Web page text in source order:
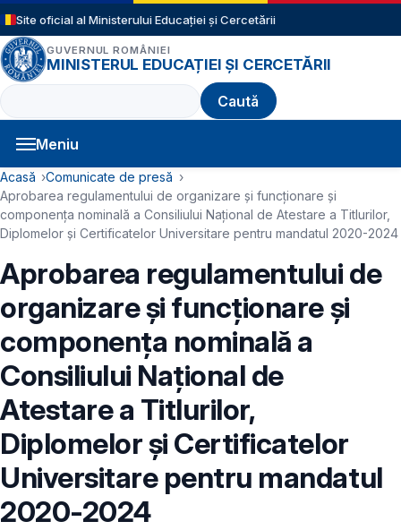
Sari la conținutul principal
Site oficial al Ministerului Educației și Cercetării
GUVERNUL ROMÂNIEI
MINISTERUL EDUCAȚIEI ȘI CERCETĂRII
Caută
Meniu
Navigație principală
Cale de navigare
Acasă
Comunicate de presă
Aprobarea regulamentului de organizare și funcționare și
componența nominală a Consiliului Național de Atestare a Titlurilor,
Diplomelor și Certificatelor Universitare pentru mandatul 2020-2024
Aprobarea regulamentului de
organizare și funcționare și
componența nominală a
Consiliului Național de
Atestare a Titlurilor,
Diplomelor și Certificatelor
Universitare pentru mandatul
2020-2024